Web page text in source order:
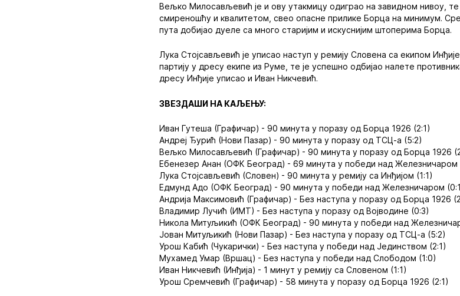
Вељко Милосављевић је и ову утакмицу одиграо на завидном нивоу,
смиреношћу и квалитетом, свео опасне прилике Борца на минимум.
пута добијао дуеле са много старијим и искуснијим штоперима Борца.
Лука Стојсављевић је уписао наступ у ремију Словена са екипом
партију у дресу екипе из Руме, те је успешно одбијао налете
дресу Инђије уписао и Иван Никчевић.
ЗВЕЗДАШИ НА КАЉЕЊУ:
Иван Гутеша (Графичар) - 90 минута у поразу од Борца 1926 (2:1)
Андреј Ђурић (Нови Пазар) - 90 минута у поразу од ТСЦ-а (5:2)
Вељко Милосављевић (Графичар) - 90 минута у поразу од Борца 1926
Ебенезер Анан (ОФК Београд) - 69 минута у победи над Железничаром
Лука Стојсављевић (Словен) - 90 минута у ремију са Инђијом (1:1)
Едмунд Адо (ОФК Београд) - 90 минута у победи над Железничаром
Андрија Максимовић (Графичар) - Без наступа у поразу од Борца 1926
Владимир Лучић (ИМТ) - Без наступа у поразу од Војводине (0:3)
Никола Митуљикић (ОФК Београд) - 90 минута у победи над
Јован Митуљикић (Нови Пазар) - Без наступа у поразу од ТСЦ-а (5:2)
Урош Кабић (Чукарички) - Без наступа у победи над Јединством (2:1)
Мухамед Умар (Вршац) - Без наступа у победи над Слободом (1:0)
Иван Никчевић (Инђија) - 1 минут у ремију са Словеном (1:1)
Урош Сремчевић (Графичар) - 58 минута у поразу од Борца 1926 (2:1)